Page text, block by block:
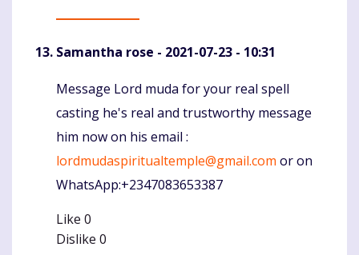
Samantha rose - 2021-07-23 - 10:31
Komentaras
Message Lord muda for your real spell
casting he's real and trustworthy message
him now on his email :
lordmudaspiritualtemple@gmail.com or on
WhatsApp:+2347083653387
Like 0
Dislike 0